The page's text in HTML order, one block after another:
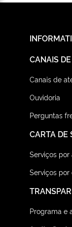
CANAIS
Canais de
Ouvidoria
Perguntas
CARTA DE
Serviços por
Serviços por
Programa e